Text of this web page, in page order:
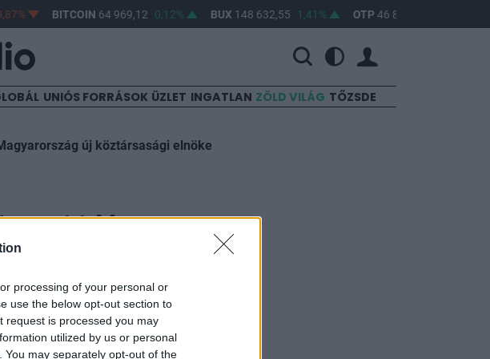
processing of your personal or
use the below opt-out section to
request is processed you may
utilized by us or personal
may separately opt-out of the
BITCOIN64 969,12 0,12% BUX148 632,55 1,41% OTP46 890
UNIÓS FORRÁSOK ÜZLET INGATLAN ZÖLD VILÁG TŐZSDE
új köztársasági elnöke
idén a